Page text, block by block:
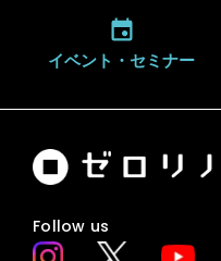
イベント・ セミナー
Follow us